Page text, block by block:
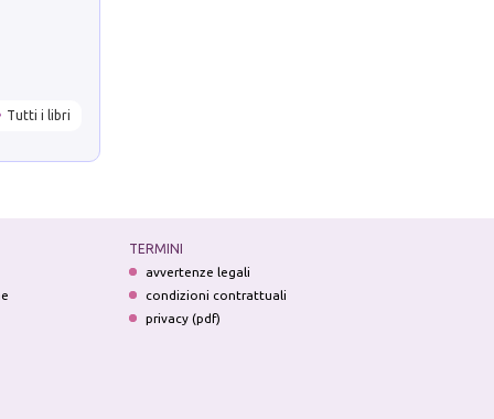
Tutti i libri
TERMINI
avvertenze legali
condizioni contrattuali
privacy (pdf)